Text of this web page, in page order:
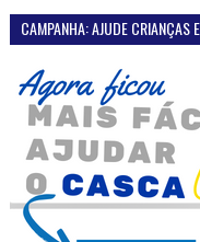
CAMPANHA: AJUDE CRIANÇAS